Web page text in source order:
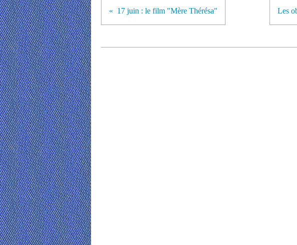
17 juin : le film "Mère Thérésa" Les